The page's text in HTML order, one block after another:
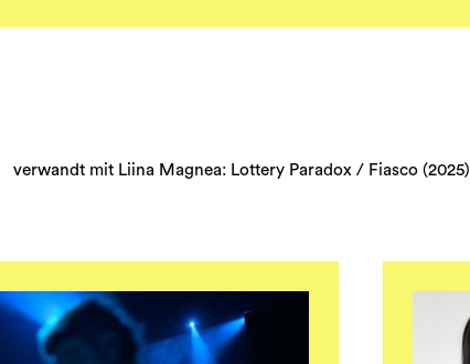
verwandt mit Liina Magnea: Lottery Paradox / Fiasco (2025)